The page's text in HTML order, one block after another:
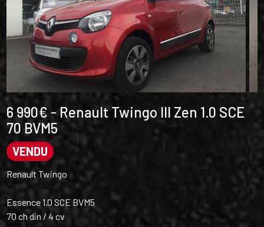
6 990€ - Renault Twingo III Zen 1.0 SCE
70 BVM5
VENDU
Renault Twingo
Essence 1.0 SCE BVM5
70 ch din / 4 cv